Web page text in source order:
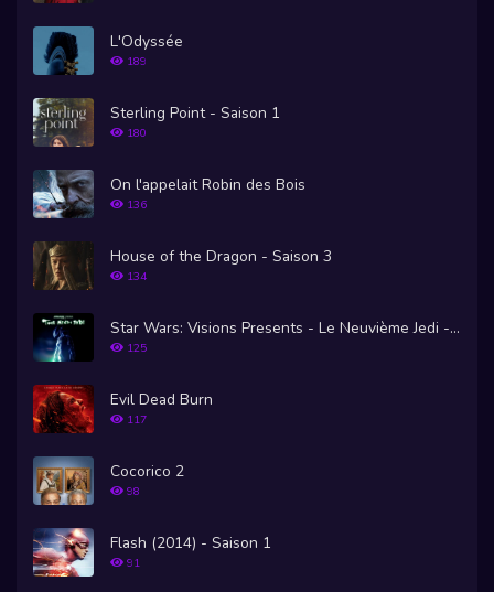
L'Odyssée
189
Sterling Point - Saison 1
180
On l'appelait Robin des Bois
136
House of the Dragon - Saison 3
134
Star Wars: Visions Presents - Le Neuvième Jedi - Saison 1
125
Evil Dead Burn
117
Cocorico 2
98
Flash (2014) - Saison 1
91